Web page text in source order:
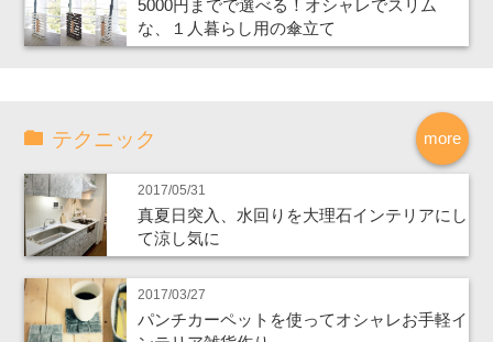
5000円までで選べる！オシャレでスリム
な、１人暮らし用の傘立て
more
テクニック
2017/05/31
真夏日突入、水回りを大理石インテリアにし
て涼し気に
2017/03/27
パンチカーペットを使ってオシャレお手軽イ